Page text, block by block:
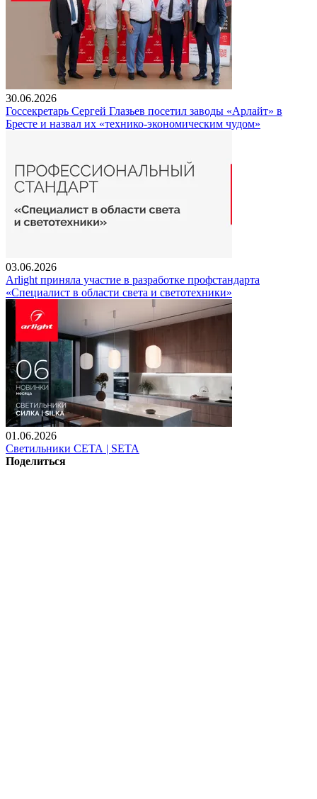
30.06.2026
Госсекретарь Сергей Глазьев посетил заводы «Арлайт» в
Бресте и назвал их «технико-экономическим чудом»
03.06.2026
Arlight приняла участие в разработке профстандарта
«Специалист в области света и светотехники»
01.06.2026
Светильники СЕТА | SETA
Поделиться